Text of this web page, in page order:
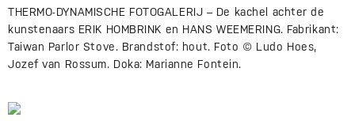
THERMO-DYNAMISCHE FOTOGALERIJ – De kachel achter de
kunstenaars ERIK HOMBRINK en HANS WEEMERING. Fabrikant:
Taiwan Parlor Stove. Brandstof: hout. Foto © Ludo Hoes,
Jozef van Rossum. Doka: Marianne Fontein.